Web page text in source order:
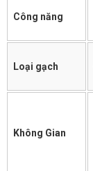
Công năng
Loại gạch
Không Gian